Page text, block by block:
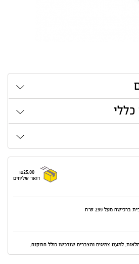
₪25.00
דואר שליחים
מעל 299 ש"ח
למעט צמיגים ומצברים שנרכשו כולל התקנה.